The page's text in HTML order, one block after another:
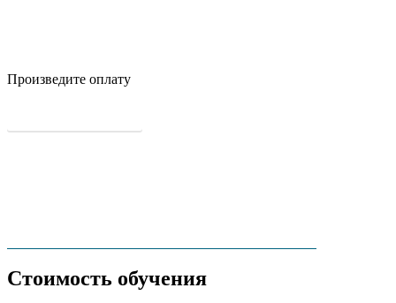
Произведите оплату
Стоимость обучения